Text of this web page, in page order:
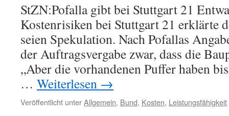
StZN:Pofalla gibt bei Stuttgart 21
Kostenrisiken bei Stuttgart 21 erklärte
seien Spekulation. Nach Pofallas
der Auftragsvergabe zwar, dass die
„Aber die vorhandenen Puffer haben
… Weiterlesen →
Veröffentlicht unterAllgemein, Bund, Kosten, Leistungsfähigkeit